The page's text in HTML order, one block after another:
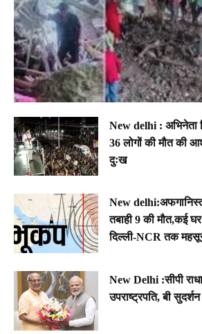
New delhi : अभिनेता
36 लोगों की मौत की
दुःख
New
तबाही 9 की मौत,कई
दिल्ली-NCR तक
New Delhi :सीपी
उपराष्ट्रपति, बी